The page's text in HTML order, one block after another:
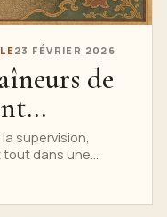
23 FÉVRIER 2026
de
supervision,
tout dans une